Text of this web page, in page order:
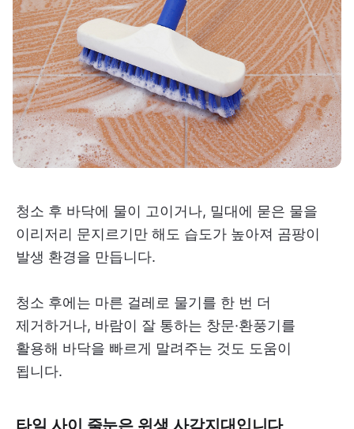
청소 후 바닥에 물이 고이거나, 밀대에 묻은 물을
이리저리 문지르기만 해도 습도가 높아져 곰팡이
발생 환경을 만듭니다.
청소 후에는 마른 걸레로 물기를 한 번 더
제거하거나, 바람이 잘 통하는 창문·환풍기를
활용해 바닥을 빠르게 말려주는 것도 도움이
됩니다.
타일 사이 줄눈은 위생 사각지대입니다